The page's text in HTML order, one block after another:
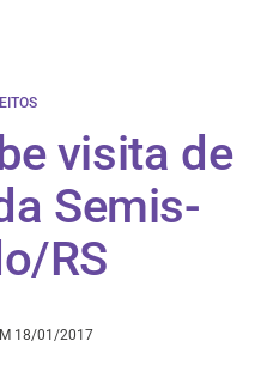
visita de
Semis-
RS
18/01/2017